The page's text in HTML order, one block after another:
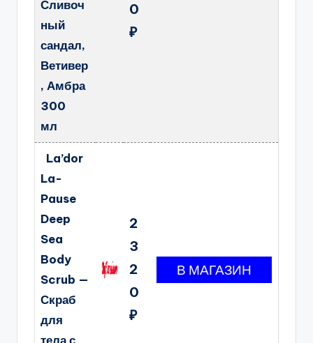
Сливоч
ный
сандал,
Ветивер
, Амбра
300
мл
0
₽
La’dor
La-
Pause
Deep
Sea
Body
Scrub —
Скраб
для
2
3
2
0
₽